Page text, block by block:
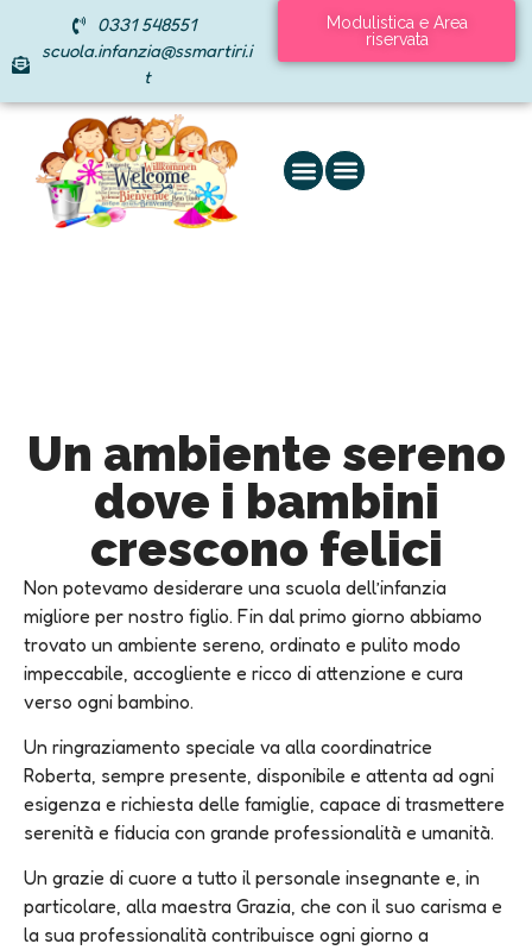
0331 548551
scuola.infanzia@ssmartiri.i
t
Modulistica e Area
riservata
Un ambiente sereno
dove i bambini
crescono felici
Non potevamo desiderare una scuola dell’infanzia
migliore per nostro figlio. Fin dal primo giorno abbiamo
trovato un ambiente sereno, ordinato e pulito modo
impeccabile, accogliente e ricco di attenzione e cura
verso ogni bambino.
Un ringraziamento speciale va alla coordinatrice
Roberta, sempre presente, disponibile e attenta ad ogni
esigenza e richiesta delle famiglie, capace di trasmettere
serenità e fiducia con grande professionalità e umanità.
Un grazie di cuore a tutto il personale insegnante e, in
particolare, alla maestra Grazia, che con il suo carisma e
la sua professionalità contribuisce ogni giorno a